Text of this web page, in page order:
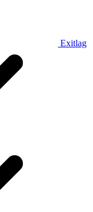
Exitlag